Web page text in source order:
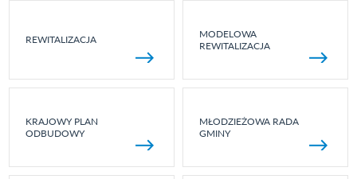
REWITALIZACJA
MODELOWA
REWITALIZACJA
KRAJOWY PLAN
ODBUDOWY
MŁODZIEŻOWA RADA
GMINY